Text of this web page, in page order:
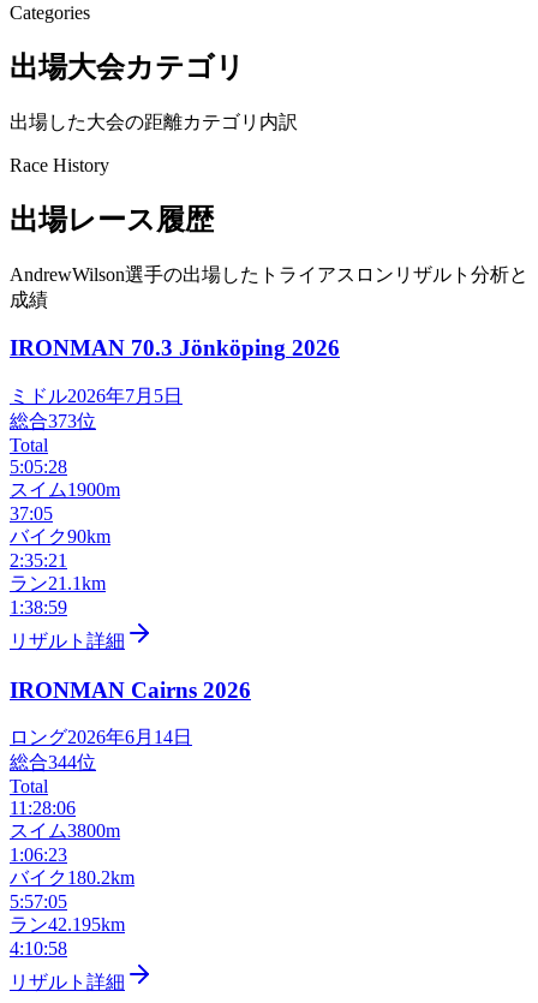
Categories
出場大会カテゴリ
出場した大会の距離カテゴリ内訳
Race History
出場レース履歴
AndrewWilson選手の出場したトライアスロンリザルト分析と
成績
IRONMAN 70.3 Jönköping 2026
ミドル2026年7月5日
総合373位
Total
5:05:28
スイム1900m
37:05
バイク90km
2:35:21
ラン21.1km
1:38:59
リザルト詳細
IRONMAN Cairns 2026
ロング2026年6月14日
総合344位
Total
11:28:06
スイム3800m
1:06:23
バイク180.2km
5:57:05
ラン42.195km
4:10:58
リザルト詳細